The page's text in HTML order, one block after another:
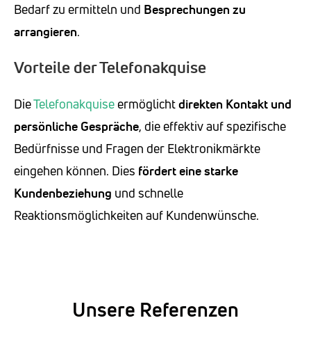
Bedarf zu ermitteln und Besprechungen zu
arrangieren.
Vorteile der Telefonakquise
DieTelefonakquise ermöglichtdirekten Kontakt und
persönliche Gespräche, die effektiv auf spezifische
Bedürfnisse und Fragen der Elektronikmärkte
eingehen können. Dies fördert eine starke
Kundenbeziehung und schnelle
Reaktionsmöglichkeiten auf Kundenwünsche.
Unsere Referenzen